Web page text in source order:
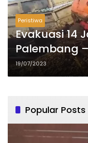
Peristiwa
Evakuasi 14
Palembang
Normal
19/07/2023
Popular Posts